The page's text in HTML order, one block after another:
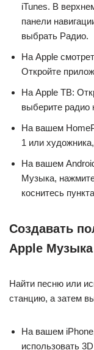
iTunes. В
панели
выбрать Радио.
На Apple
Откройте
На Apple ТВ:
выберите радио
На вашем
1 или
На вашем
Музыка,
коснитесь
Создавать
Apple Музыка
Найти песню или
станцию, а затем
На вашем
использовать